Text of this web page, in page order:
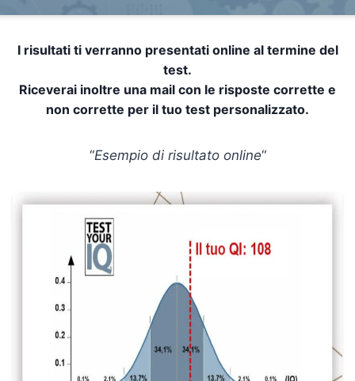
I risultati ti verranno presentati online al termine del
test.
Riceverai inoltre una mail con le risposte corrette e
non corrette per il tuo test personalizzato.
“Esempio di risultato online“